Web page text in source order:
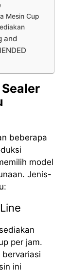
Mesin Cup
and
beberapa
model
Jenis-
per jam.
ini